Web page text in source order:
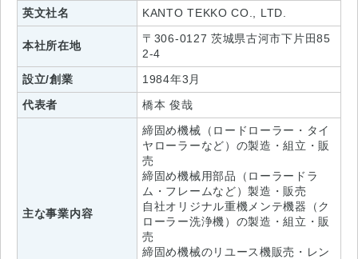
英文社名
KANTO TEKKO CO., LTD.
本社所在地
〒306-0127 茨城県古河市下片田85
2-4
設立/創業
1984年3月
代表者
橋本 俊哉
主な事業内容
締固め機械（ロードローラー・タイ
ヤローラーなど）の製造・組立・販
売
締固め機械用部品（ローラードラ
ム・フレームなど）製造・販売
自社オリジナル重機メンテ機器（ク
ローラー洗浄機）の製造・組立・販
売
締固め機械のリユース機販売・レン